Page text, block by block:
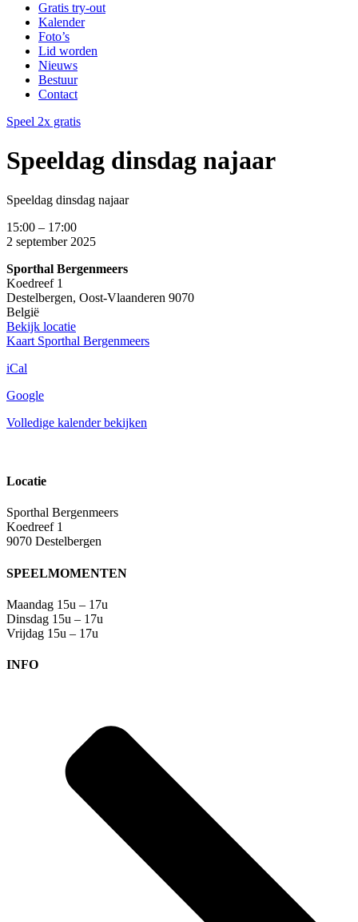
Gratis try-out
Kalender
Foto’s
Lid worden
Nieuws
Bestuur
Contact
Speel 2x gratis
Speeldag dinsdag najaar
Speeldag dinsdag najaar
15:00 – 17:00
2 september 2025
Sporthal Bergenmeers
Koedreef 1
Destelbergen, Oost-Vlaanderen 9070
België
Bekijk locatie
Kaart Sporthal Bergenmeers
iCal
Google
Volledige kalender bekijken
Locatie
Sporthal Bergenmeers
Koedreef 1
9070 Destelbergen
SPEELMOMENTEN
Maandag 15u – 17u
Dinsdag 15u – 17u
Vrijdag 15u – 17u
INFO